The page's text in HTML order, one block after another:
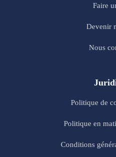
Faire
Devenir
Nous
Politique de
Politique en
Conditions